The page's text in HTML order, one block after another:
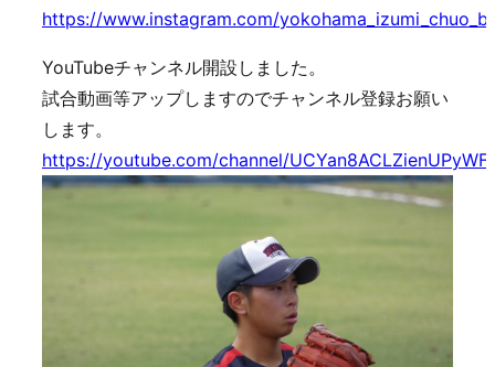
https://www.instagram.com/
YouTubeチャンネル開設しました。
試合動画等アップしますのでチャンネル登録お願い
します。
https://youtube.com/channel/